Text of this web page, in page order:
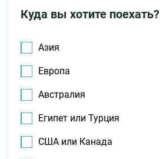
Куда вы хотите поехать?
Азия
Европа
Австралия
Египет или Турция
США или Канада